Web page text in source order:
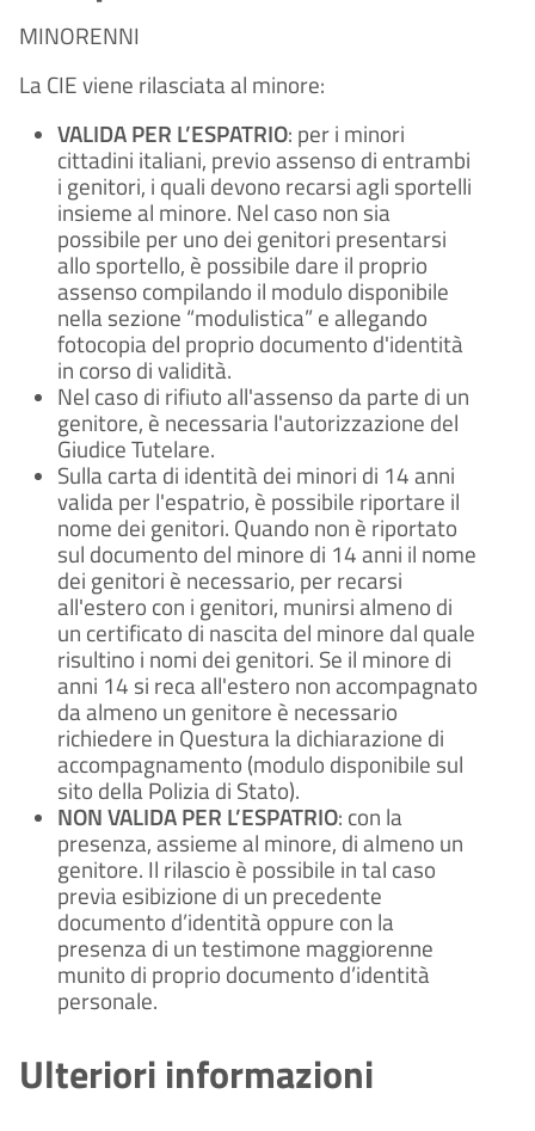
MINORENNI
La CIE viene rilasciata al minore:
VALIDA PER L’ESPATRIO: per i minori
cittadini italiani, previo assenso di entrambi
i genitori, i quali devono recarsi agli sportelli
insieme al minore. Nel caso non sia
possibile per uno dei genitori presentarsi
allo sportello, è possibile dare il proprio
assenso compilando il modulo disponibile
nella sezione “modulistica” e allegando
fotocopia del proprio documento d'identità
in corso di validità.
Nel caso di rifiuto all'assenso da parte di un
genitore, è necessaria l'autorizzazione del
Giudice Tutelare.
Sulla carta di identità dei minori di 14 anni
valida per l'espatrio, è possibile riportare il
nome dei genitori. Quando non è riportato
sul documento del minore di 14 anni il nome
dei genitori è necessario, per recarsi
all'estero con i genitori, munirsi almeno di
un certificato di nascita del minore dal quale
risultino i nomi dei genitori. Se il minore di
anni 14 si reca all'estero non accompagnato
da almeno un genitore è necessario
richiedere in Questura la dichiarazione di
accompagnamento (modulo disponibile sul
sito della Polizia di Stato).
NON VALIDA PER L’ESPATRIO: con la
presenza, assieme al minore, di almeno un
genitore. Il rilascio è possibile in tal caso
previa esibizione di un precedente
documento d’identità oppure con la
presenza di un testimone maggiorenne
munito di proprio documento d’identità
personale.
Ulteriori informazioni